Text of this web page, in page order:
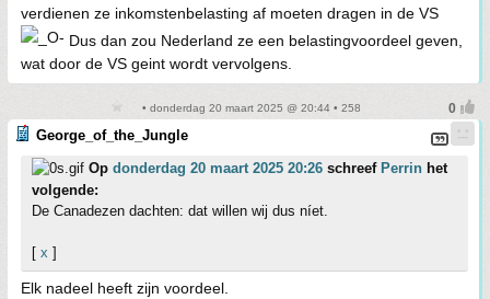
verdienen ze inkomstenbelasting af moeten dragen in de VS
Dus dan zou Nederland ze een belastingvoordeel geven,
wat door de VS geint wordt vervolgens.
• donderdag 20 maart 2025 @ 20:44 • 258
George_of_the_Jungle
Op donderdag 20 maart 2025 20:26 schreef Perrin het
volgende:
De Canadezen dachten: dat willen wij dus níet.
[ x ]
Elk nadeel heeft zijn voordeel.